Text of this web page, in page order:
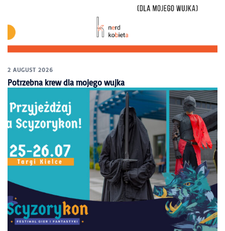
2 AUGUST 2026
Potrzebna krew dla mojego wujka